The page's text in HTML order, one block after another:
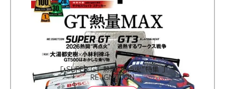
［ SUPER GT 熱闘“再点火”特集 ］
RE:IGNITION